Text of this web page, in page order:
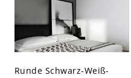
Runde Schwarz-Weiß-